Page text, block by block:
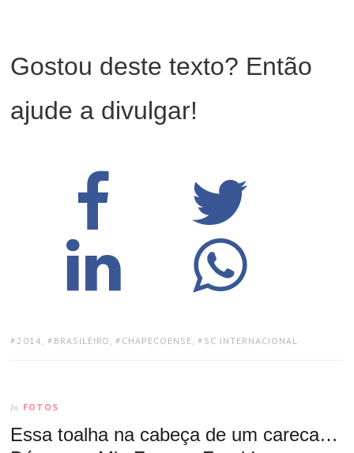
Gostou deste texto? Então
ajude a divulgar!
TAGS:
2014 , BRASILEIRO , CHAPECOENSE , SC INTERNACIONAL
In FOTOS
Essa toalha na cabeça de um careca…